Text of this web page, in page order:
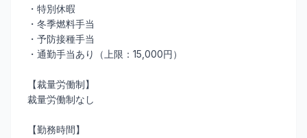
・特別休暇
・冬季燃料手当
・予防接種手当
・通勤手当あり（上限：15,000円）
【裁量労働制】
裁量労働制なし
【勤務時間】